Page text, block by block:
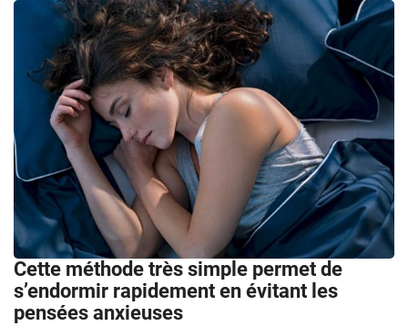
Cette méthode très simple permet de
s’endormir rapidement en évitant les
pensées anxieuses